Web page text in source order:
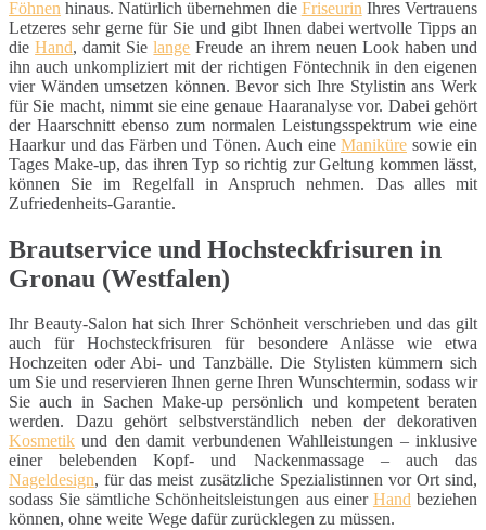
Föhnen hinaus. Natürlich übernehmen die Friseurin Ihres Vertrauens
Letzeres sehr gerne für Sie und gibt Ihnen dabei wertvolle Tipps an
dieHand, damit Sielange Freude an ihrem neuen Look haben und
ihn auch unkompliziert mit der richtigen Föntechnik in den eigenen
vier Wänden umsetzen können. Bevor sich Ihre Stylistin ans Werk
für Sie macht, nimmt sie eine genaue Haaranalyse vor. Dabei gehört
der Haarschnitt ebenso zum normalen Leistungsspektrum wie eine
Haarkur und das Färben und Tönen. Auch eine Maniküre sowie ein
Tages Make-up, das ihren Typ so richtig zur Geltung kommen lässt,
können Sie im Regelfall in Anspruch nehmen. Das alles mit
Zufriedenheits-Garantie.
Brautservice und Hochsteckfrisuren in
Gronau (Westfalen)
Ihr Beauty-Salon hat sich Ihrer Schönheit verschrieben und das gilt
auch für Hochsteckfrisuren für besondere Anlässe wie etwa
Hochzeiten oder Abi- und Tanzbälle. Die Stylisten kümmern sich
um Sie und reservieren Ihnen gerne Ihren Wunschtermin, sodass wir
Sie auch in Sachen Make-up persönlich und kompetent beraten
werden. Dazu gehört selbstverständlich neben der dekorativen
Kosmetik und den damit verbundenen Wahlleistungen – inklusive
einer belebenden Kopf- und Nackenmassage – auch das
Nageldesign, für das meist zusätzliche Spezialistinnen vor Ort sind,
sodass Sie sämtliche Schönheitsleistungen aus einer Handbeziehen
können, ohne weite Wege dafür zurücklegen zu müssen.